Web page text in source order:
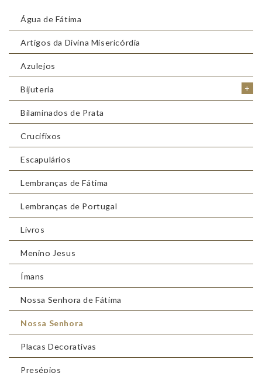
Água de Fátima
Artigos da Divina Misericórdia
Azulejos
+
Bijuteria
Bilaminados de Prata
Crucifixos
Escapulários
Lembranças de Fátima
Lembranças de Portugal
Livros
Menino Jesus
Ímans
Nossa Senhora de Fátima
Nossa Senhora
Placas Decorativas
Presépios